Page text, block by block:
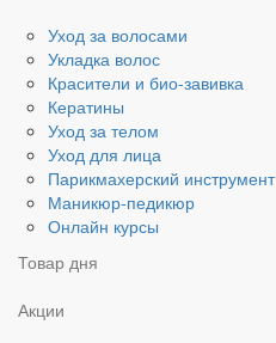
Уход за волосами
Укладка волос
Красители и био-завивка
Кератины
Уход за телом
Уход для лица
Парикмахерский инструмент
Маникюр-педикюр
Онлайн курсы
Товар дня
Акции